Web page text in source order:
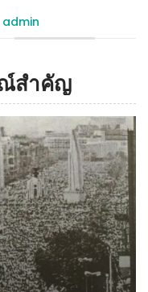
admin
ณ์สำคัญ